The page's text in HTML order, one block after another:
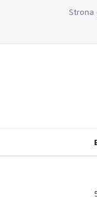
Strona